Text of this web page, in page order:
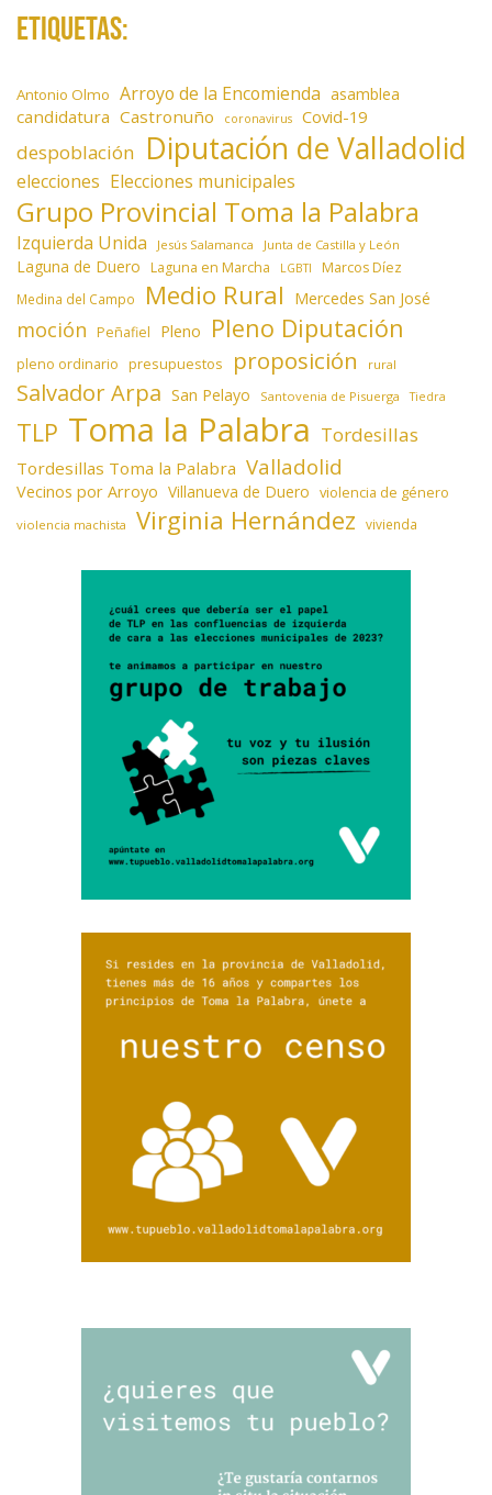
Etiquetas:
Antonio Olmo Arroyo de la Encomienda asamblea
candidatura Castronuño coronavirus Covid-19
despoblación Diputación de Valladolid
elecciones Elecciones municipales
Grupo Provincial Toma la Palabra
Izquierda Unida Jesús Salamanca Junta de Castilla y León
Laguna de Duero Laguna en Marcha LGBTI Marcos Díez
Medina del Campo Medio Rural Mercedes San José
moción Peñafiel Pleno Pleno Diputación
pleno ordinario presupuestos proposición rural
Salvador Arpa San Pelayo Santovenia de Pisuerga Tiedra
TLP Toma la Palabra Tordesillas
Tordesillas Toma la Palabra Valladolid
Vecinos por Arroyo Villanueva de Duero violencia de género
violencia machista Virginia Hernández vivienda